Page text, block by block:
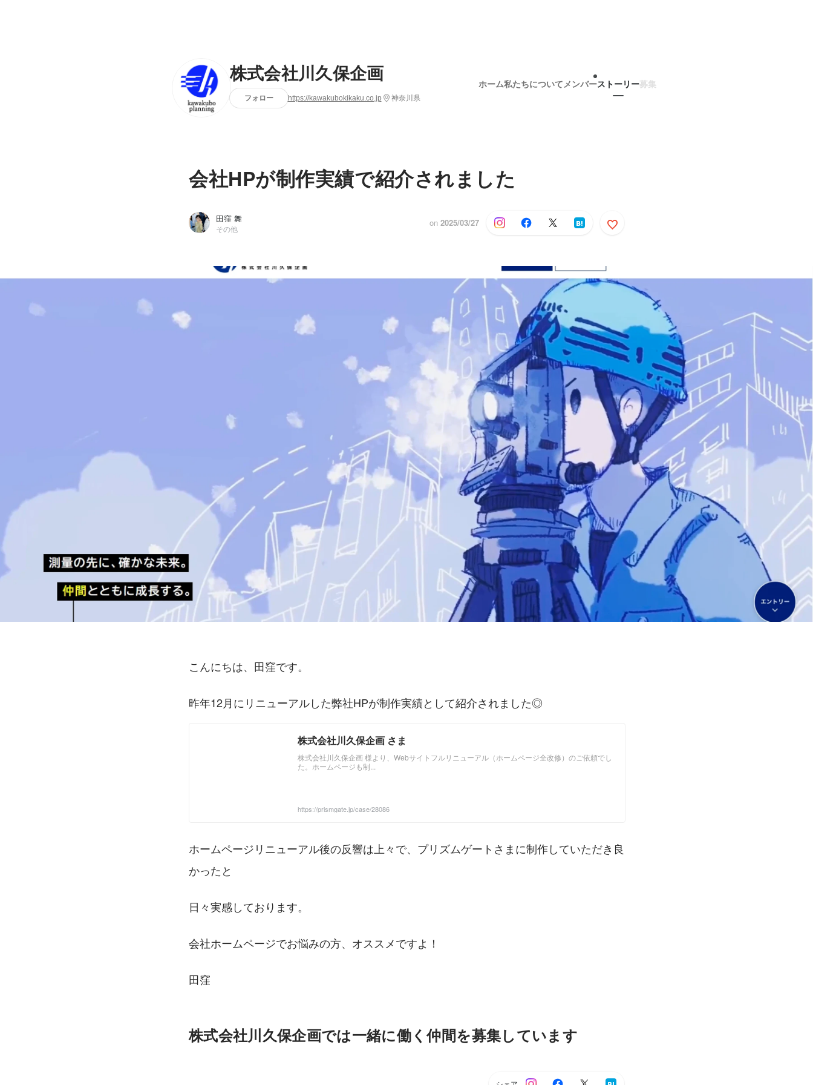
株式会社川久保企画
フォロー https://kawakubokikaku.co.jp 神奈川県
ホーム私たちについて メンバーストーリー募集
会社HPが制作実績で紹介されました
田窪 舞
その他
on 2025/03/27
こんにちは、田窪です。
昨年12月にリニューアルした弊社HPが制作実績として紹介されました◎
株式会社川久保企画 さま
株式会社川久保企画 様より、Webサイトフルリニューアル（ホームページ全改修）のご依頼でし
た。ホームページも制...
https://prismgate.jp/case/28086
ホームページリニューアル後の反響は上々で、プリズムゲートさまに制作していただき良
かったと
日々実感しております。
会社ホームページでお悩みの方、オススメですよ！
田窪
株式会社川久保企画では一緒に働く仲間を募集しています